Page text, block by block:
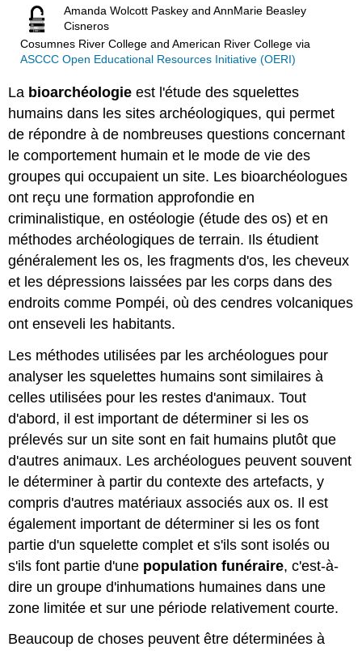
Amanda Wolcott Paskey and AnnMarie Beasley
Cisneros
Cosumnes River College and American River Collegevia
ASCCC Open Educational Resources Initiative (OERI)
La bioarchéologie est l'étude des squelettes
humains dans les sites archéologiques, qui permet
de répondre à de nombreuses questions concernant
le comportement humain et le mode de vie des
groupes qui occupaient un site. Les bioarchéologues
ont reçu une formation approfondie en
criminalistique, en ostéologie (étude des os) et en
méthodes archéologiques de terrain. Ils étudient
généralement les os, les fragments d'os, les cheveux
et les dépressions laissées par les corps dans des
endroits comme Pompéi, où des cendres volcaniques
ont enseveli les habitants.
Les méthodes utilisées par les archéologues pour
analyser les squelettes humains sont similaires à
celles utilisées pour les restes d'animaux. Tout
d'abord, il est important de déterminer si les os
prélevés sur un site sont en fait humains plutôt que
d'autres animaux. Les archéologues peuvent souvent
le déterminer à partir du contexte des artefacts, y
compris d'autres matériaux associés aux os. Il est
également important de déterminer si les os font
partie d'un squelette complet et s'ils sont isolés ou
s'ils font partie d'une population funéraire, c'est-à-
dire un groupe d'inhumations humaines dans une
zone limitée et sur une période relativement courte.
Beaucoup de choses peuvent être déterminées à